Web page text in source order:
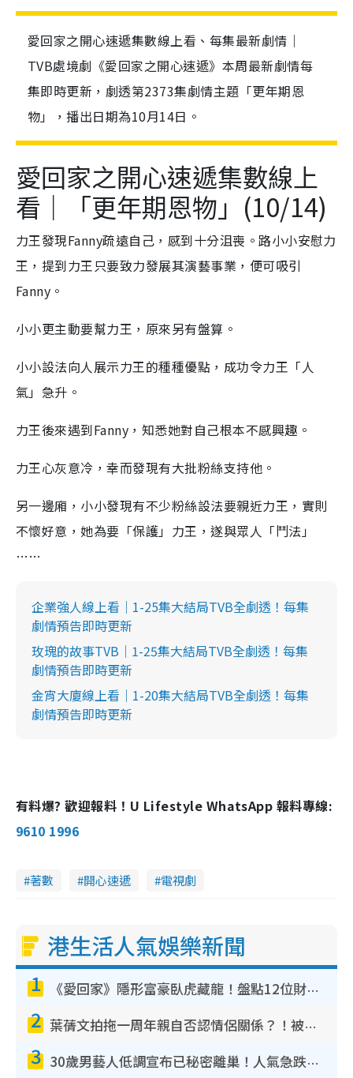
愛回家之開心速遞集數線上看、每集最新劇情｜
TVB處境劇《愛回家之開心速遞》本周最新劇情每
集即時更新，劇透第2373集劇情主題「更年期恩
物」，播出日期為10月14日。
愛回家之開心速遞集數線上
看｜「更年期恩物」(10/14)
力王發現Fanny疏遠自己，感到十分沮喪。路小小安慰力
王，提到力王只要致力發展其演藝事業，便可吸引
Fanny。
小小更主動要幫力王，原來另有盤算。
小小設法向人展示力王的種種優點，成功令力王「人
氣」急升。
力王後來遇到Fanny，知悉她對自己根本不感興趣。
力王心灰意冷，幸而發現有大批粉絲支持他。
另一邊廂，小小發現有不少粉絲設法要親近力王，實則
不懷好意，她為要「保護」力王，遂與眾人「鬥法」
……
企業強人線上看｜1-25集大結局TVB全劇透！每集
劇情預告即時更新
玫瑰的故事TVB｜1-25集大結局TVB全劇透！每集
劇情預告即時更新
金宵大廈線上看｜1-20集大結局TVB全劇透！每集
劇情預告即時更新
有料爆? 歡迎報料！U Lifestyle WhatsApp 報料專線:
9610 1996
著數 開心速遞 電視劇
港生活人氣娛樂新聞
1 《愛回家》隱形富豪臥虎藏龍！盤點12位財氣逼人的有錢藝人：呢位靚女3億身家唔憂做
2 葉蒨文拍拖一周年親自否認情侶關係？！被質疑感情造假竟稱GM「普通同事」
3 30歲男藝人低調宣布已秘密離巢！人氣急跌變失蹤人口︰「這幾年過得並不容易」